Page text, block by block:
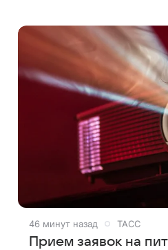
46 минут назад ТАСС
Прием заявок на